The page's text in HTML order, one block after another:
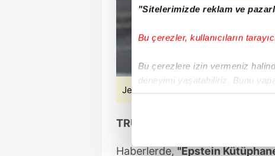
"Sitelerimizde reklam ve
Bu çerezler, kullanıcıların
Bu çerezlere izin vermeniz
deneyimi yaşatabiliriz. Bunu
içerikleri sunabilmek adına
Jeffrey Epstein
TRUMP'IN İMZALADIĞI ÇEK
Haberlerde, "Epstein